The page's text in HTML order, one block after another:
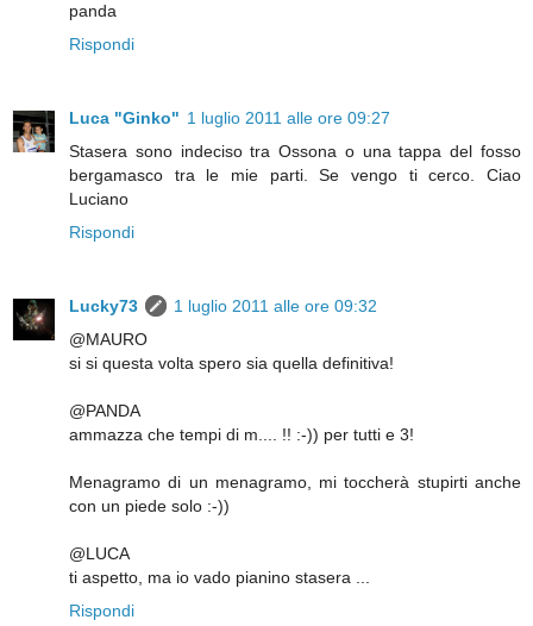
panda
Rispondi
Luca "Ginko" 1 luglio 2011 alle ore 09:27
Stasera sono indeciso tra Ossona o una tappa del fosso
bergamasco tra le mie parti. Se vengo ti cerco. Ciao
Luciano
Rispondi
Lucky73
1 luglio 2011 alle ore 09:32
@MAURO
si si questa volta spero sia quella definitiva!
@PANDA
ammazza che tempi di m.... !! :-)) per tutti e 3!
Menagramo di un menagramo, mi toccherà stupirti anche
con un piede solo :-))
@LUCA
ti aspetto, ma io vado pianino stasera ...
Rispondi